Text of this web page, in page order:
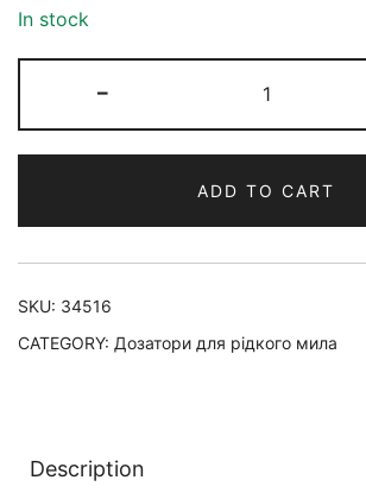
In stock
-
ADD TO CART
SKU: 34516
CATEGORY: Дозатори для рідкого мила
Description